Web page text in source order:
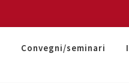
Convegni/seminari